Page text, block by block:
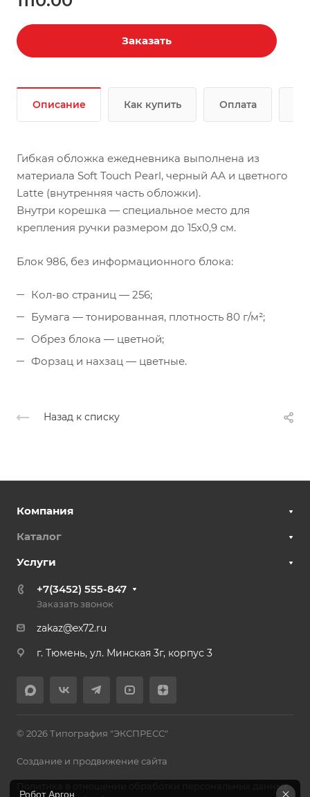
Заказать
Описание Как купить Оплата
Гибкая обложка ежедневника выполнена из
материала Soft Touch Pearl, черный АА и цветного
Latte (внутренняя часть обложки).
Внутри корешка — специальное место для
крепления ручки размером до 15х0,9 см.
Блок 986, без информационного блока:
Кол-во страниц — 256;
Бумага — тонированная, плотность 80 г/м²;
Обрез блока — цветной;
Форзац и нахзац — цветные.
Назад к списку
Компания
Каталог
Услуги
+7(3452) 555-847
Заказать звонок
zakaz@ex72.ru
г. Тюмень, ул. Минская 3г, корпус 3
© 2026 Типография "ЭКСПРЕСС"
Создание и продвижение сайта
Политика в отношении обработки персональных данных
Робот Аргон